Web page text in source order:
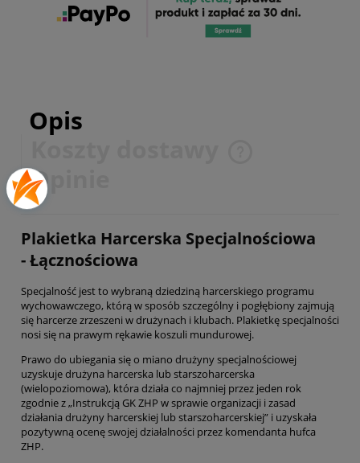
Opis
Opinie
Plakietka Harcerska Specjalnościowa
- Łącznościowa
Specjalność jest to wybraną dziedziną harcerskiego programu
wychowawczego, którą w sposób szczególny i pogłębiony zajmują
się harcerze zrzeszeni w drużynach i klubach. Plakietkę specjalności
nosi się na prawym rękawie koszuli mundurowej.
Prawo do ubiegania się o miano drużyny specjalnościowej
uzyskuje drużyna harcerska lub starszoharcerska
(wielopoziomowa), która działa co najmniej przez jeden rok
zgodnie z „Instrukcją GK ZHP w sprawie organizacji i zasad
działania drużyny harcerskiej lub starszoharcerskiej” i uzyskała
pozytywną ocenę swojej działalności przez komendanta hufca
ZHP.